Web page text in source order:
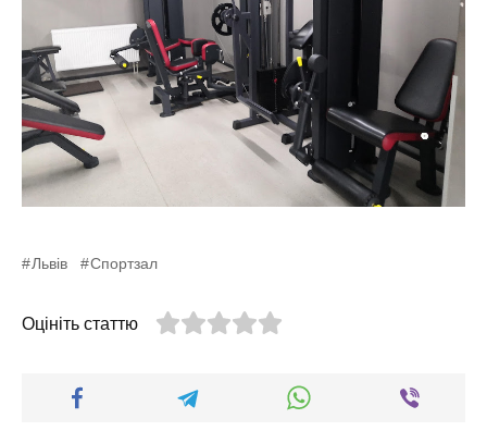
Львів Спортзал
Оцініть статтю